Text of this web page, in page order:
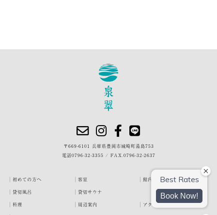
〒669-6101 兵庫県豊岡市城崎町湯島753
電話0796-32-3355 / FAX.0796-32-2637
初めての方へ 客室
館内・施設
貸切風呂
貸切サウナ
料理
周辺案内
アクセス